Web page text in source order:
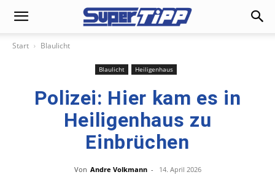
Start Blaulicht
Blaulicht Heiligenhaus
Polizei: Hier kam es in
Heiligenhaus zu
Einbrüchen
Von Andre Volkmann - 14. April 2026